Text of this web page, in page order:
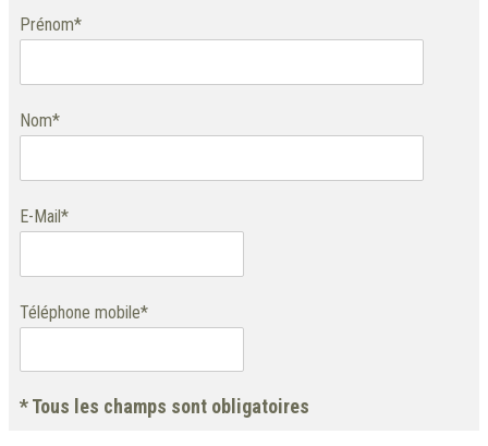
Prénom*
Nom*
E-Mail*
Téléphone mobile*
* Tous les champs sont obligatoires